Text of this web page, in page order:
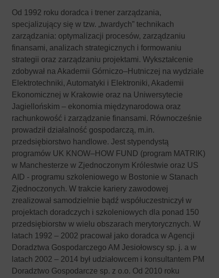
Od 1992 roku doradca i trener zarządzania,
specjalizujący się w tzw. „twardych” technikach
zarządzania: optymalizacji procesów, zarządzaniu
finansami, analizach strategicznych i formowaniu
strategii oraz zarządzaniu projektami. Wykształcenie
zdobywał na Akademii Górniczo–Hutniczej na wydziale
Elektrotechniki, Automatyki i Elektroniki, Akademii
Ekonomicznej w Krakowie oraz na Uniwersytecie
Jagiellońskim – ekonomia międzynarodowa oraz
rachunkowość i zarządzanie finansami. Równocześnie
prowadził działalność gospodarczą, m.in.
przedsiębiorstwo handlowe. Jest stypendystą
programów UK KNOW–HOW FUND (program MATRIK)
w Manchesterze w Zjednoczonym Królestwie oraz US
AID - programu szkoleniowego w Bostonie w Stanach
Zjednoczonych. W trakcie kariery zawodowej
zrealizował samodzielnie bądź współuczestniczył w
projektach doradczych i szkoleniowych dla ponad 150
przedsiębiorstw w wielu obszarach merytorycznych. W
latach 1992 – 2002 pracował jako doradca w Agencji
Doradztwa Gospodarczego AM Jesiołowscy sp. j. a w
latach 2002 – 2014 był udziałowcem i konsultantem PM
Doradztwo Gospodarcze sp. z o.o. Od 2010 roku